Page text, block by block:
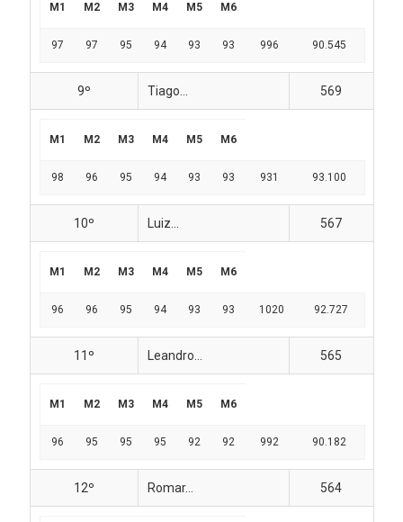
M1 M2 M3 M4 M5 M6
97 97 95 94 93 93 996 90.545
9º Tiago... 569
M1 M2 M3 M4 M5 M6
98 96 95 94 93 93 931 93.100
10º Luiz... 567
M1 M2 M3 M4 M5 M6
96 96 95 94 93 93 1020 92.727
11º Leandro... 565
M1 M2 M3 M4 M5 M6
96 95 95 95 92 92 992 90.182
12º Romar... 564